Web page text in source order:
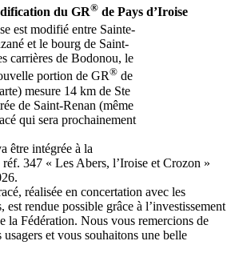
du GR® de Pays d’Iroise
est modifié entre Sainte-
et le bourg de Saint-
carrières de Bodonou, le
portion de GR® de
mesure 14 km de Ste
de Saint-Renan (même
qui sera prochainement
être intégrée à la
347 « Les Abers, l’Iroise et Crozon »
réalisée en concertation avec les
rendue possible grâce à l’investissement
la Fédération. Nous vous remercions de
et vous souhaitons une belle